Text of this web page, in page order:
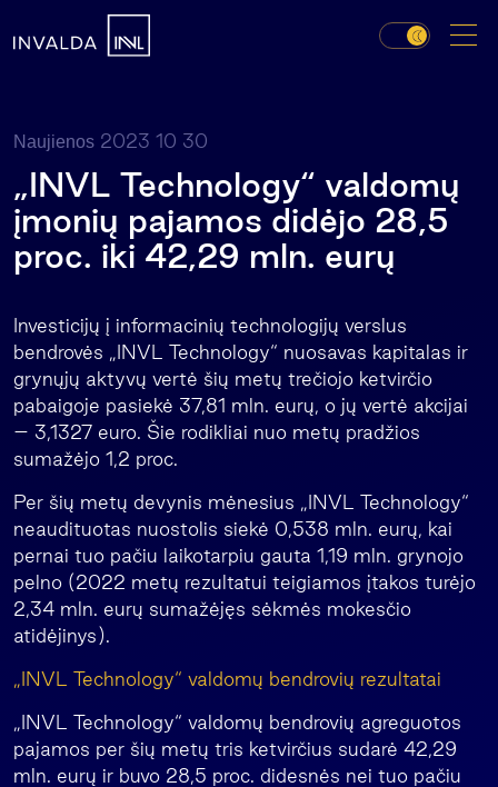
Naujienos 2023 10 30
„INVL Technology“ valdomų
įmonių pajamos didėjo 28,5
proc. iki 42,29 mln. eurų
Investicijų į informacinių technologijų verslus
bendrovės „INVL Technology“ nuosavas kapitalas ir
grynųjų aktyvų vertė šių metų trečiojo ketvirčio
pabaigoje pasiekė 37,81 mln. eurų, o jų vertė akcijai
– 3,1327 euro. Šie rodikliai nuo metų pradžios
sumažėjo 1,2 proc.
Per šių metų devynis mėnesius „INVL Technology“
neaudituotas nuostolis siekė 0,538 mln. eurų, kai
pernai tuo pačiu laikotarpiu gauta 1,19 mln. grynojo
pelno (2022 metų rezultatui teigiamos įtakos turėjo
2,34 mln. eurų sumažėjęs sėkmės mokesčio
atidėjinys).
„INVL Technology“ valdomų bendrovių rezultatai
„INVL Technology“ valdomų bendrovių agreguotos
pajamos per šių metų tris ketvirčius sudarė 42,29
mln. eurų ir buvo 28,5 proc. didesnės nei tuo pačiu